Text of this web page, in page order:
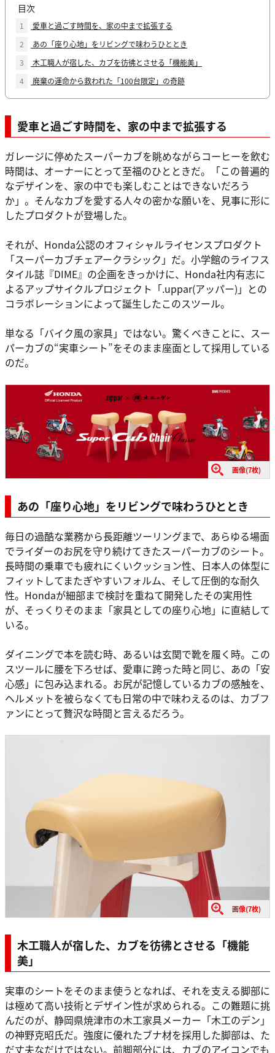
目次
1
愛車と過ごす時間を、家の中まで拡張する
2
あの「座り心地」をリビングで味わうひととき
3
木工職人が宿した、カブを彷彿とさせる「機能美」
4
廃棄の運命から救われた「100台限定」の奇跡
愛車と過ごす時間を、家の中まで拡張する
ガレージに停めたスーパーカブを眺めながらコーヒーを飲む
時間は、オーナーにとって至福のひとときだ。「この普遍的
なデザインを、家の中でも楽しむことはできないだろう
か」。そんなカブを愛する人々の密かな願いを、見事に形に
したプロダクトが登場した。
それが、Honda公認のオフィシャルライセンスプロダクト
「スーパーカブチェアークラシック」だ。小学館のライフス
タイル誌『DIME』の企画をきっかけに、Honda社内有志に
よるアップサイクルプロジェクト「.uppar(アッパー)」との
コラボレーションによって誕生したこのスツール。
単なる「バイク風の家具」ではない。驚くべきことに、スー
パーカブの“実車シート”をそのまま座面として採用している
のだ。
画像(7枚)
あの「座り心地」をリビングで味わうひととき
毎日の過酷な業務から長距離ツーリングまで、あらゆる場面
でライダーのお尻を守り続けてきたスーパーカブのシート。
長時間の乗車でも疲れにくいクッション性、日本人の体型に
フィットしてまたぎやすいフォルム、そして圧倒的な耐久
性。Hondaが細部まで検討を重ねて開発したその実用性
が、そっくりそのまま「家具としての座り心地」に直結して
いる。
ダイニングで本を読む時、あるいは玄関で靴を履く時。この
スツールに腰を下ろせば、愛車に跨った時と同じ、あの「安
心感」に包み込まれる。お尻が記憶しているカブの感触を、
ヘルメットを被らなくても日常の中で味わえるのは、カブフ
ァンにとって贅沢な時間と言えるだろう。
画像(7枚)
木工職人が宿した、カブを彷彿とさせる「機能
美」
実車のシートをそのまま使うとなれば、それを支える脚部に
は極めて高い技術とデザイン性が求められる。この難題に挑
んだのが、静岡県焼津市の木工家具メーカー「木工のデン」
の神野克昭氏だ。強度に優れたブナ材を採用した脚部は、た
だ丈夫なだけではない。前脚部分には、カブのアイコンでも